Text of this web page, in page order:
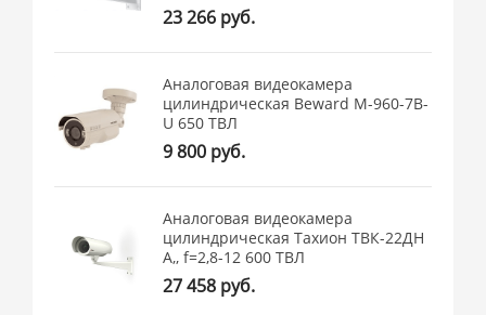
23 266 руб.
Аналоговая видеокамера
цилиндрическая Beward M-960-7B-
U 650 ТВЛ
9 800 руб.
Аналоговая видеокамера
цилиндрическая Тахион ТВК-22ДН
А,, f=2,8-12 600 ТВЛ
27 458 руб.